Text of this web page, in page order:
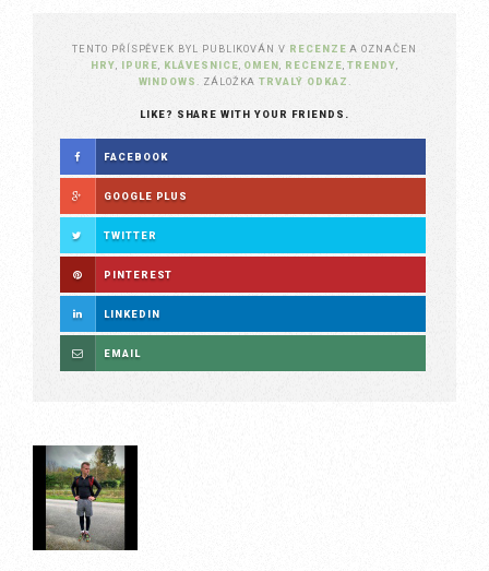
TENTO PŘÍSPĚVEK BYL PUBLIKOVÁN V RECENZE A OZNAČEN
HRY
IPURE KLÁVESNICE OMEN RECENZE ,TRENDY
WINDOWS
. ZÁLOŽKATRVALÝ ODKAZ
LIKE? SHARE WITH YOUR FRIENDS.
FACEBOOK
GOOGLE PLUS
TWITTER
PINTEREST
LINKEDIN
EMAIL